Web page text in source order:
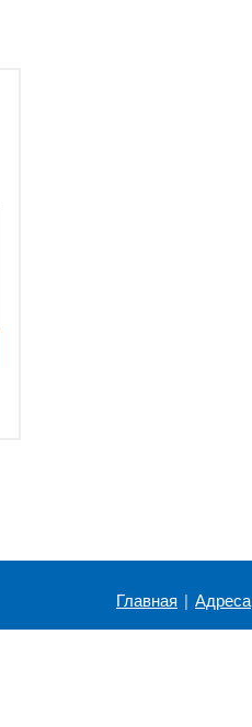
Главная | Адреса